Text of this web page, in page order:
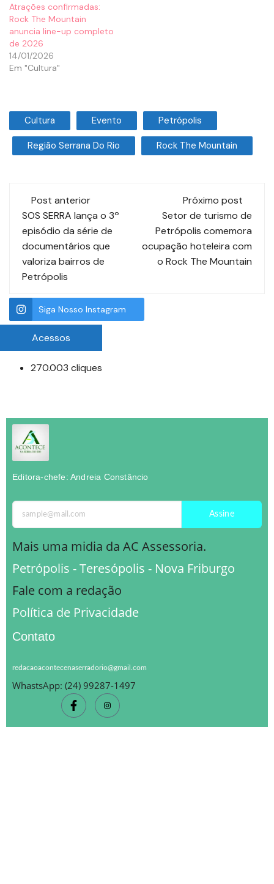
Atrações confirmadas:
Rock The Mountain
anuncia line-up completo
de 2026
14/01/2026
Em "Cultura"
Cultura Evento Petrópolis
Região Serrana Do Rio Rock The Mountain
Post anterior
SOS SERRA lança o 3º
episódio da série de
documentários que
valoriza bairros de
Petrópolis
Próximo post
Setor de turismo de
Petrópolis comemora
ocupação hoteleira com
o Rock The Mountain
Siga Nosso Instagram
Acessos
270.003 cliques
Editora-chefe: Andreia Constâncio
Assine
Mais uma midia da AC Assessoria.
Petrópolis - Teresópolis - Nova Friburgo
Fale com a redação
Política de Privacidade
Contato
redacaoacontecenaserradorio@gmail.com
WhastsApp: (24) 99287-1497